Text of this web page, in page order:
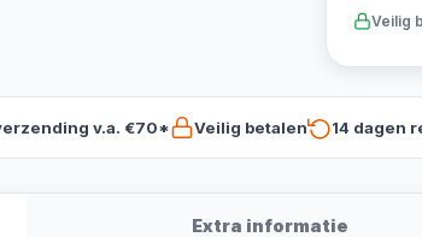
Veilig
v.a. €70* Veilig betalen 14 dagen
Extra informatie